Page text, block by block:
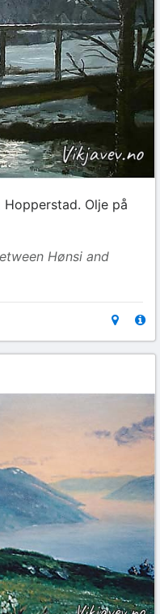
Olje på
Hønsi and